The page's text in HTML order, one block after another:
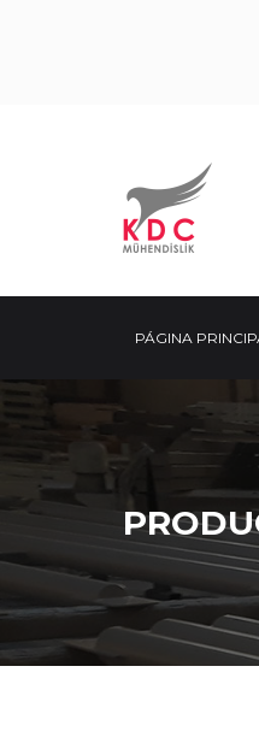
PÁGINA